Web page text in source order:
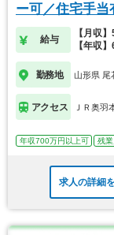
ー可／住宅手当
給与
【月収
【年収
勤務地 山形県 尾
アクセス ＪＲ奥羽
年収700万円以上可 残
求人の詳細